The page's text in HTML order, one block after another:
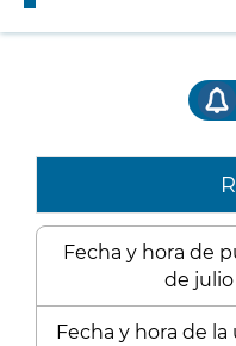
Fecha y hora de
de julio
Fecha y hora de